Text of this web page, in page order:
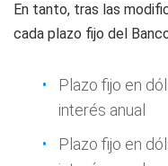
En tanto, tras las
cada plazo fijo del
Plazo fijo en
interés anual
Plazo fijo en